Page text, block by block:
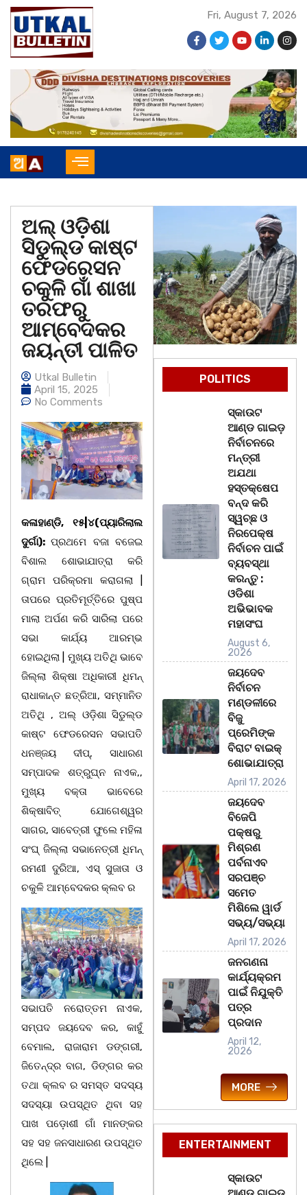
Fri, August 7, 2026
ଅଲ୍ ଓଡ଼ିଶା
ସିଡୁଲ୍ଡ କାଷ୍ଟ
ଫେଡରେସନ
ଚକୁଳି ଗାଁ ଶାଖା
ତରଫରୁ
ଆମ୍ବେଦକର
ଜୟନ୍ତୀ ପାଳିତ
Utkal Bulletin
April 15, 2025
No Comments
କଳାହାଣ୍ଡି, ୧୫|୪(ପ୍ୟାରିଲାଲ
ଦୁର୍ଗା):ପ୍ରଥମେ ବଜା ବଜେଇ
ବିଶାଲ ଶୋଭାଯାତ୍ରା କରି
ଗ୍ରାମ ପରିକ୍ରମା କରାଗଲା |
ତାପରେ ପ୍ରତିମୂର୍ତ୍ତିରେ ପୁଷ୍ପ
ମାଲା ଅର୍ପଣ କରି ସାରିଲା ପରେ
ସଭା କାର୍ଯ୍ୟ ଆରମ୍ଭ
ହୋଇଥିଲା | ମୁଖ୍ୟ ଅତିଥି ଭାବେ
ଜିଲ୍ଲା ଶିକ୍ଷା ଅଧିକାରୀ ଧିମନ୍
ରାଧାକାନ୍ତ ଛତ୍ରିଆ, ସମ୍ମାନିତ
ଅତିଥି , ଅଲ୍ ଓଡ଼ିଶା ସିଡୁଲ୍ଡ
କାଷ୍ଟ ଫେଡରେସନ ସଭାପତି
ଧନଞ୍ଜୟ ଦୀପ୍, ସାଧାରଣ
ସମ୍ପାଦକ ଶତ୍ରୁଘ୍ନ ନାଏକ,,
ମୁଖ୍ୟ ବକ୍ତା ଭାବେରେ
ଶିକ୍ଷାବିତ୍ ଯୋଗେଶ୍ୱର
ସାଗର, ସାବେତ୍ରୀ ଫୁଲେ ମହିଳା
ସଂଘ୍ ଜିଲ୍ଲା ସଭାନେତ୍ରୀ ଧିମନ୍
ରମଣୀ ଦୁରିଆ, ଏସ୍ ସୁଜାତା ଓ
ଚକୁଳି ଆମ୍ବେଦକର କ୍ଲବ ର
ସଭାପତି ନରୋତ୍ତମ ନାଏକ,
ସମ୍ପଦ ଜୟଦେବ କର, କାହୁଁ
ବେମାଲ, ରାଜାରାମ ଡଙ୍ଗରୀ,
ଜିତେନ୍ଦ୍ର ବାଗ, ଡିଙ୍ଗର କର
ତଥା କ୍ଲବ ର ସମସ୍ତ ସଦସ୍ୟ
ସଦସ୍ୟା ଉପସ୍ଥିତ ଥିବା ସହ
ପାଖ ପଡ଼ୋଶୀ ଗାଁ ମାନଙ୍କର
ସହ ସହ ଜନସାଧାରଣ ଉପସ୍ଥିତ
ଥିଲେ |
POLITICS
ସ୍କାଉଟ
ଆଣ୍ଡ ଗାଇଡ଼
ନିର୍ବାଚନରେ
ମନ୍ତ୍ରୀ
ଅଯଥା
ହସ୍ତକ୍ଷେପ
ବନ୍ଦ କରି
ସ୍ୱଚ୍ଛ ଓ
ନିରପେକ୍ଷ
ନିର୍ବାଚନ ପାଇଁ
ବ୍ୟବସ୍ଥା
କରନ୍ତୁ :
ଓଡିଶା
ଅଭିଭାବକ
ମହାସଂଘ
August 6,
2026
ଜୟଦେବ
ନିର୍ବାଚନ
ମଣ୍ଡଳୀରେ
ବିଜୁ
ପ୍ରେମିଙ୍କ
ବିରାଟ ବାଇକ୍
ଶୋଭାଯାତ୍ରା
April 17, 2026
ଜୟଦେବ
ବିଜେପି
ପକ୍ଷରୁ
ମିଶ୍ରଣ
ପର୍ବନାଏବ
ସରପଞ୍ଚ
ସମେତ
ମିଶିଲେ ୱାର୍ଡ
ସଭ୍ୟ/ସଭ୍ୟା
April 17, 2026
ଜନଗଣନା
କାର୍ଯ୍ୟକ୍ରମ
ପାଇଁ ନିଯୁକ୍ତି
ପତ୍ର
ପ୍ରଦାନ
April 12,
2026
MORE
ENTERTAINMENT
ସ୍କାଉଟ